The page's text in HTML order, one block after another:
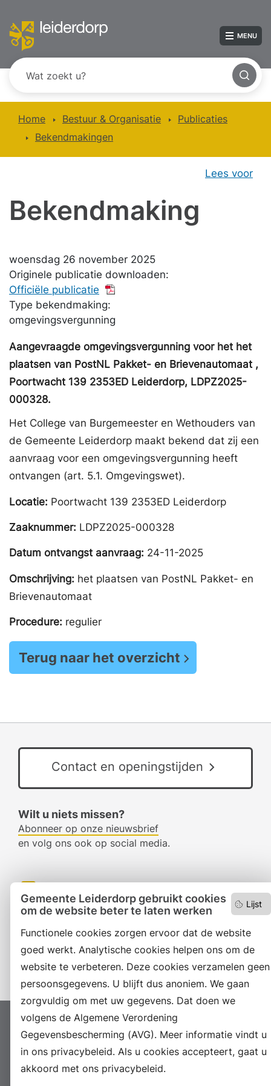
Lijst
Gemeente Leiderdorp gebruikt cookies
om de website beter te laten werken
Functionele cookies zorgen ervoor dat de website
goed werkt. Analytische cookies helpen ons om de
website te verbeteren. Deze cookies verzamelen geen
persoonsgegevens. U blijft dus anoniem. We gaan
zorgvuldig om met uw gegevens. Dat doen we
volgens de Algemene Verordening
Gegevensbescherming (AVG). Meer informatie vindt u
in ons privacybeleid. Als u cookies accepteert, gaat u
akkoord met ons privacybeleid.
MENU
Home Bestuur & Organisatie
Publicaties
Bekendmakingen
Lees voor
Bekendmaking
woensdag 26 november 2025
Originele publicatie downloaden:
Officiële publicatie
Type bekendmaking:
omgevingsvergunning
Aangevraagde omgevingsvergunning voor het het
plaatsen van PostNL Pakket- en Brievenautomaat ,
Poortwacht 139 2353ED Leiderdorp, LDPZ2025-
000328.
Het College van Burgemeester en Wethouders van
de Gemeente Leiderdorp maakt bekend dat zij een
aanvraag voor een omgevingsvergunning heeft
ontvangen (art. 5.1. Omgevingswet).
Locatie: Poortwacht 139 2353ED Leiderdorp
Zaaknummer: LDPZ2025-000328
Datum ontvangst aanvraag: 24-11-2025
Omschrijving: het plaatsen van PostNL Pakket- en
Brievenautomaat
Procedure: regulier
Terug naar het overzicht
Contact en openingstijden
Wilt u niets missen?
Abonneer op onze nieuwsbrief
en volg ons ook op social media.
RSS
LinkedIn
Instagram
Proclaimer Colofon
Toegankelijkheid
Sitemap
Privacyverklaring
Servicenormen
Suggesties
Archief Vacatures